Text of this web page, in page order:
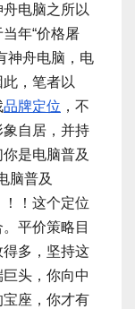
电脑之所以
年“价格屠
神舟电脑，电
，笔者以
品牌定位 ，不
自居，并持
是电脑普及
脑普及
！这个定位
平价策略目
得多，坚持这
头，你向中
座，你才有